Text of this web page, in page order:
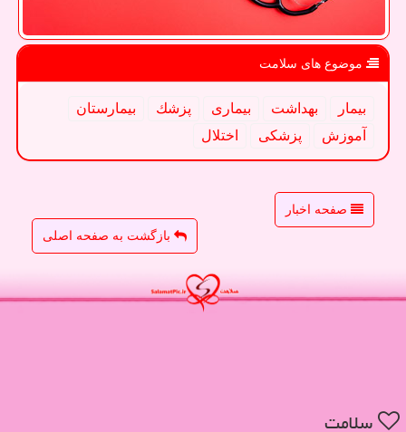
موضوع های سلامت
بیمار بهداشت بیماری پزشك
بیمارستان
آموزش
پزشكی اختلال
صفحه اخبار
بازگشت به صفحه اصلی
سلامت